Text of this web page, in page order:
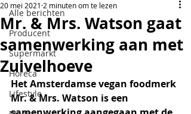
Alle berichten
Producent
Supermarkt
Horeca
Lifestyle
Mr. & Mrs. Watson gaat
samenwerking aan met
Zuivelhoeve
20 mei 2021 2 minuten om te lezen
Het Amsterdamse vegan foodmerk
Mr. & Mrs. Watson is een